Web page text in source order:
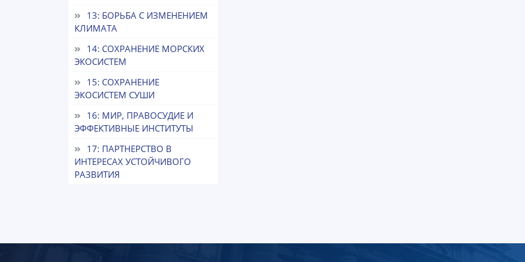
13: БОРЬБА С ИЗМЕНЕНИЕМ
КЛИМАТА
14: СОХРАНЕНИЕ МОРСКИХ
ЭКОСИСТЕМ
15: СОХРАНЕНИЕ
ЭКОСИСТЕМ СУШИ
16: МИР, ПРАВОСУДИЕ И
ЭФФЕКТИВНЫЕ ИНСТИТУТЫ
17: ПАРТНЕРСТВО В
ИНТЕРЕСАХ УСТОЙЧИВОГО
РАЗВИТИЯ